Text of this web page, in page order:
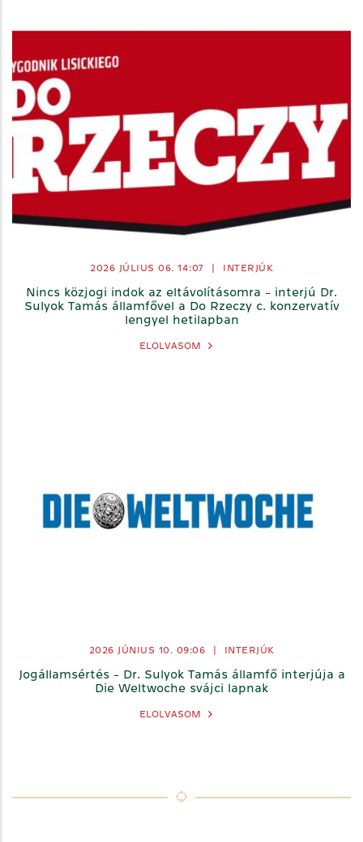
2026 JÚLIUS 06. 14:07 INTERJÚK
Nincs közjogi indok az eltávolításomra - interjú Dr.
Sulyok Tamás államfővel a Do Rzeczy c. konzervatív
lengyel hetilapban
ELOLVASOM
2026 JÚNIUS 10. 09:06 INTERJÚK
Jogállamsértés - Dr. Sulyok Tamás államfő interjúja a
Die Weltwoche svájci lapnak
ELOLVASOM